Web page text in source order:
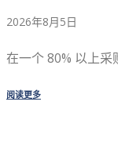
2026年8月5日
在一个 80% 以上
阅读更多